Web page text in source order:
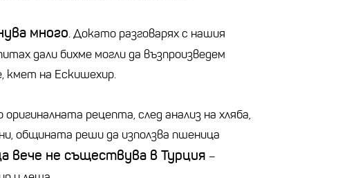
много. Докато разговарях с нашия
дали бихме могли да възпроизведем
кмет на Ескишехир.
рецепта, след анализ на хляба,
общината реши да използва пшеница
вече не съществува в Турция –